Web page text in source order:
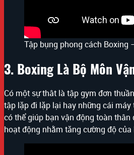
Tập bụng phong cách Boxing
3. Boxing Là Bộ Môn
Có một sự thât là tập gym đơn
tập lặp đi lặp lại hay những cái
có thể giúp bạn vận động toàn
hoạt động nhằm tăng cường độ